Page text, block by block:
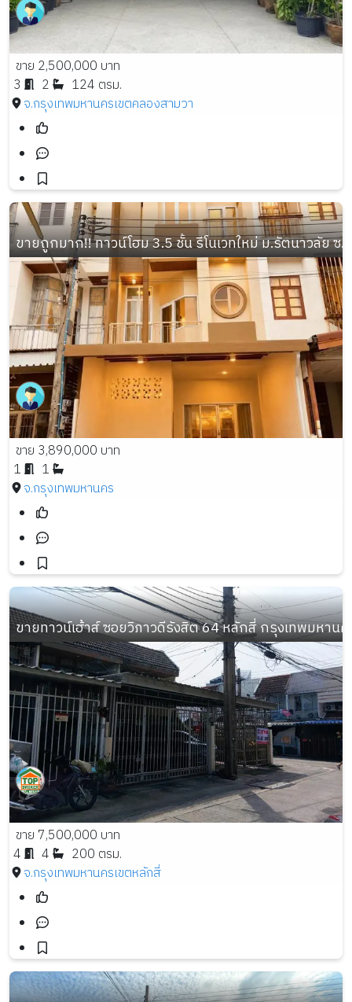
ขาย 2,500,000 บาท
3
2
124 ตรม.
จ.กรุงเทพมหานครเขตคลองสามวา
ขายถูกมาก!! ทาวน์โฮม 3.5 ชั้น รีโนเวทใหม่ ม.รัตนาวลัย
ขาย 3,890,000 บาท
1
1
จ.กรุงเทพมหานคร
ขายทาวน์เฮ้าส์ ซอยวิภาวดีรังสิต 64 หลักสี่ กรุงเทพมหาน
ขาย 7,500,000 บาท
4
4
200 ตรม.
จ.กรุงเทพมหานครเขตหลักสี่